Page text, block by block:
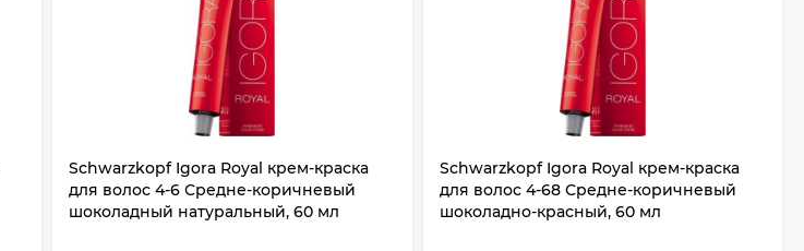
Schwarzkopf Igora Royal крем-краска
для волос 4-6 Средне-коричневый
шоколадный натуральный, 60 мл
Schwarzkopf Igora Royal крем-краска
для волос 4-68 Средне-коричневый
шоколадно-красный, 60 мл